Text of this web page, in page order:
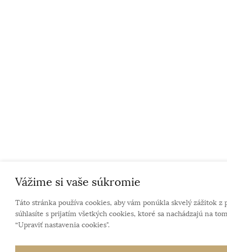
Vážime si vaše súkromie
Táto stránka používa cookies, aby vám ponúkla skvelý zážitok
súhlasíte s prijatím všetkých cookies, ktoré sa nachádzajú na
“Upraviť nastavenia cookies".